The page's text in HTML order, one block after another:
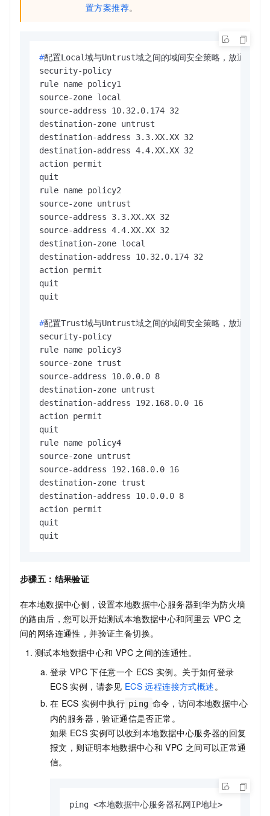
置方案推荐。
#配置Local域与Untrust域之间的域间安全策略，放通ike协
security-policy
rule name policy1
source-zone local
source-address 10.32.0.174 32
destination-zone untrust
destination-address 3.3.XX.XX 32
destination-address 4.4.XX.XX 32
action permit
quit
rule name policy2
source-zone untrust
source-address 3.3.XX.XX 32
source-address 4.4.XX.XX 32
destination-zone local
destination-address 10.32.0.174 32
action permit
quit
#配置Trust域与Untrust域之间的域间安全策略，放通数据
security-policy
rule name policy3
source-zone trust
source-address 10.0.0.0 8
destination-zone untrust
destination-address 192.168.0.0 16
action permit
quit
rule name policy4
source-zone untrust
source-address 192.168.0.0 16
destination-zone trust
destination-address 10.0.0.0 8
action permit
quit
quit
步骤五：结果验证
在本地数据中心侧，设置本地数据中心服务器到华为防火墙
的路由后，您可以开始测试本地数据中心和阿里云 VPC 之
间的网络连通性，并验证主备切换。
测试本地数据中心和 VPC 之间的连通性。
登录 VPC 下任意一个 ECS 实例。 关于如何登录
ECS 实例，请参见 ECS 远程连接方式概述 。
在 ECS 实例中执行 ping 命令，访问本地数据中心
内的服务器，验证通信是否正常。
如果 ECS 实例可以收到本地数据中心服务器的回复
报文，则证明本地数据中心和 VPC 之间可以正常通
信。
ping <本地数据中心服务器私网IP地址>